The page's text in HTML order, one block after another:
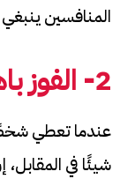
المنافسين
2- الفوز باهتمام العملاء المحتملين:
عندما تعطي
شيئًا في